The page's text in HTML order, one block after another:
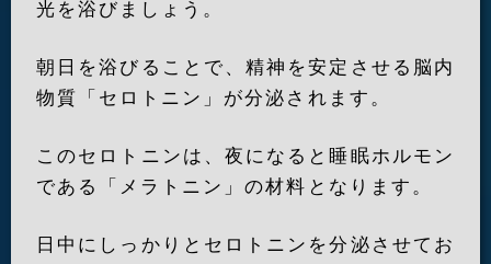
光を浴びましょう。
朝日を浴びることで、精神を安定させる脳内
物質「セロトニン」が分泌されます。
このセロトニンは、夜になると睡眠ホルモン
である「メラトニン」の材料となります。
日中にしっかりとセロトニンを分泌させてお